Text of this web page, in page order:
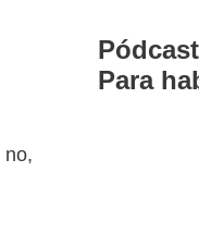
no,
Para